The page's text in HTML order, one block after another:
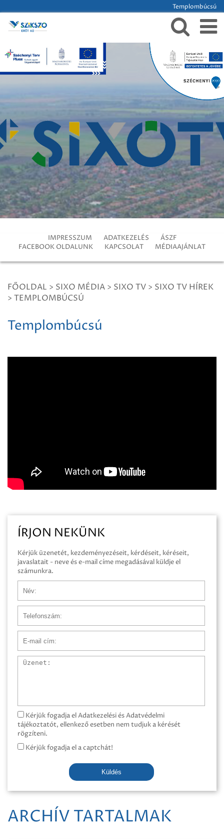
Templombúcsú
IMPRESSZUM ADATKEZELÉS
ÁSZF
FACEBOOK OLDALUNK
KAPCSOLAT MÉDIAAJÁNLAT
FŐOLDAL > SIXO MÉDIA > SIXO TV > SIXO TV HÍREK
> TEMPLOMBÚCSÚ
Templombúcsú
ÍRJON NEKÜNK
Kérjük üzenetét, kezdeményezéseit, kérdéseit, kéréseit,
javaslatait - neve és e-mail címe megadásával küldje el
számunkra.
Üzenet
Kérjük fogadja el Adatkezelési és Adatvédelmi
tájékoztatót, ellenkező esetben nem tudjuk a kérését
rögzíteni.
Kérjük fogadja el a captchát!
Küldés
ARCHÍV TARTALMAK